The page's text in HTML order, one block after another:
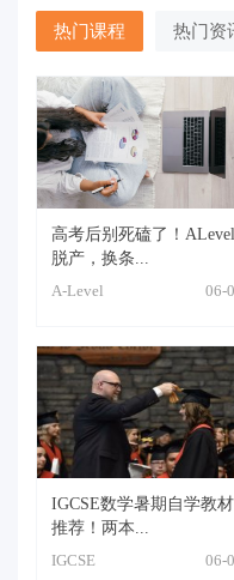
热门课程 热门资
高考后别死磕了！ALevel
脱产，换条...
A-Level
06-
IGCSE数学暑期自学教材
推荐！两本...
IGCSE
06-